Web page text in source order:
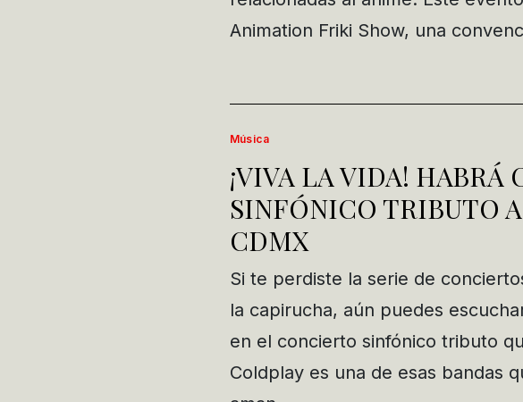
Animation Friki Show, una
Música
¡VIVA LA VIDA! HABRÁ
SINFÓNICO TRIBUTO
CDMX
Si te perdiste la serie de
la capirucha, aún puedes
en el concierto sinfónico tributo
Coldplay es una de esas bandas